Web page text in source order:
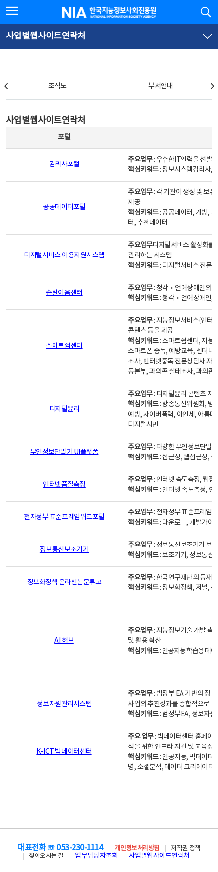
문
로
가
체
뉴
바
가
한국지능정보사회진흥원
사업별웹사이트연락처
조직도 부서안내
사업별웹사이트연락처
포털
감리사포털
주요업무: 우수한IT인력을 선발
핵심키워드: 정보시스템감리사,
공공데이터포털
주요업무: 각 기관이 생성 및 보
제공
핵심키워드: 공공데이터, 개방,
터, 추천데이터
디지털서비스 이용지원시스템
주요업무디지털서비스 활성화를
관리하는 시스템
핵심키워드: 디지털서비스 전문
손말이음센터
주요업무: 청각‧언어장애인의
핵심키워드: 청각‧언어장애인,
스마트쉼센터
주요업무: 지능정보서비스(인터
콘텐츠 등을 제공
핵심키워드: 스마트쉼센터, 지능
스마트폰 중독, 예방교육, 센터내
조사, 인터넷중독 전문상담사 자
동본부, 과의존 실태조사, 과의존
디지털윤리
주요업무: 디지털윤리 콘텐츠 지
핵심키워드: 방송통신위원회, 방
예방, 사이버폭력, 아인세, 아름
디지털시민
무인정보단말기 UI플랫폼
주요업무: 다양한 무인정보단말
핵심키워드: 접근성, 웹접근성,
인터넷품질측정
주요업무: 인터넷 속도측정, 웹접
핵심키워드: 인터넷 속도측정, 인
전자정부 표준프레임워크포털
주요업무: 전자정부 표준프레임
핵심키워드: 다운로드, 개발가이
정보통신보조기기
주요업무: 정보통신보조기기 보
핵심키워드: 보조기기, 정보통신
정보화정책 온라인논문투고
주요업무: 한국연구재단의 등재
핵심키워드: 정보화정책, 저널,
AI 허브
주요업무: 지능정보기술 개발 촉
및 활용 확산
핵심키워드: 인공지능 학습용 데
정보자원관리시스템
주요업무: 범정부 EA 기반의 정
사업의 추진성과를 종합적으로
핵심키워드: 범정부EA, 정보자
K-ICT 빅데이터센터
주요 업무: 빅데이터센터 홈페이
석을 위한 인프라 지원 및 교육정
핵심키워드: 인공지능, 빅데이터,
명, 소셜분석, 데이터 크리에이터
대표전화 ☏ 053-230-1114 개인정보처리방침
저작권 정책
찾아오시는 길
업무담당자조회 사업별웹사이트연락처